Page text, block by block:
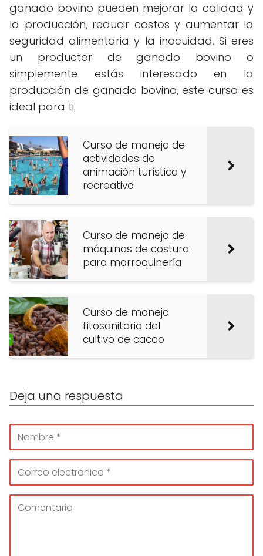
ganado bovino pueden mejorar la calidad y
la producción, reducir costos y aumentar la
seguridad alimentaria y la inocuidad. Si eres
un productor de ganado bovino o
simplemente estás interesado en la
producción de ganado bovino, este curso es
ideal para ti.
Curso de manejo de
actividades de
animación turística y
recreativa
Curso de manejo de
máquinas de costura
para marroquinería
Curso de manejo
fitosanitario del
cultivo de cacao
Deja una respuesta